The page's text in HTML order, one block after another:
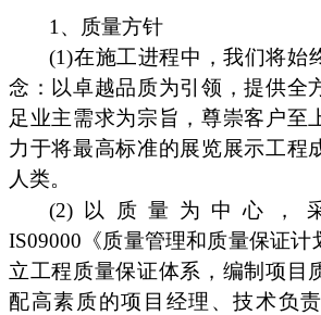
1、质量方针
(1)在施工进程中，我们将始
念：以卓越品质为引领，提供全
足业主需求为宗旨，尊崇客户至
力于将最高标准的展览展示工程
人类。
(2)以质量为中心，采
IS09000《质量管理和质量保证计
立工程质量保证体系，编制项目
配高素质的项目经理、技术负